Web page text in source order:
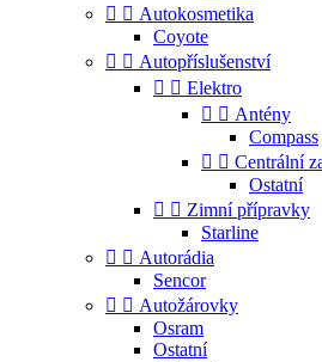
  Autokosmetika
Coyote
  Autopříslušenství
  Elektro
  Antény
Compass
  Centrální
Ostatní
  Zimní přípravky
Starline
  Autorádia
Sencor
  Autožárovky
Osram
Ostatní